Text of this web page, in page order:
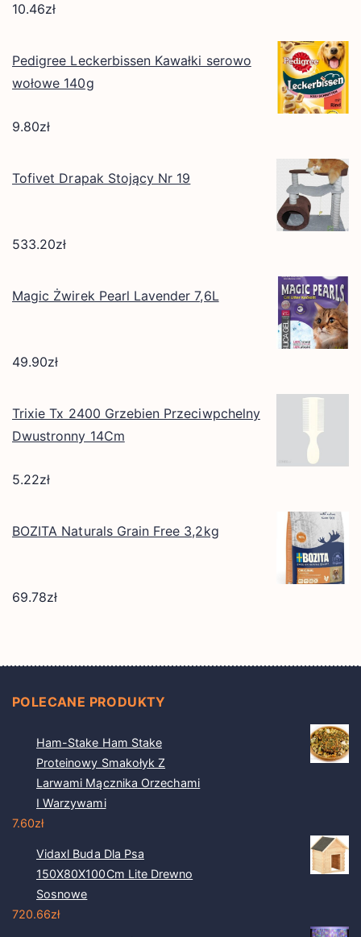
10.46zł
Pedigree Leckerbissen Kawałki serowo
wołowe 140g
9.80zł
Tofivet Drapak Stojący Nr 19
533.20zł
Magic Żwirek Pearl Lavender 7,6L
49.90zł
Trixie Tx 2400 Grzebien Przeciwpchelny
Dwustronny 14Cm
5.22zł
BOZITA Naturals Grain Free 3,2kg
69.78zł
POLECANE PRODUKTY
Ham-Stake Ham Stake
Proteinowy Smakołyk Z
Larwami Mącznika Orzechami
I Warzywami
7.60zł
Vidaxl Buda Dla Psa
150X80X100Cm Lite Drewno
Sosnowe
720.66zł